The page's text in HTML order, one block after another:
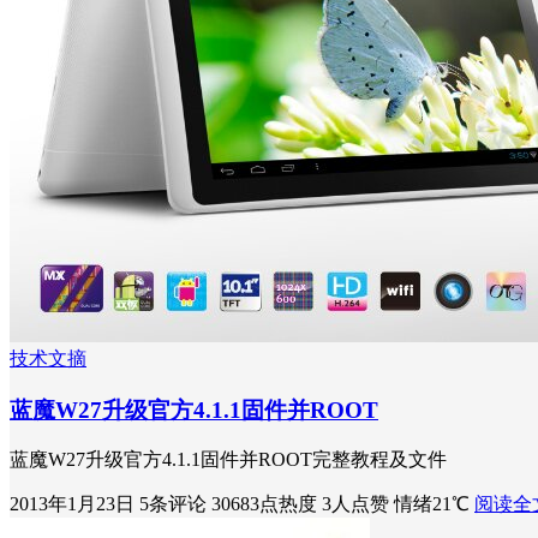
技术文摘
蓝魔W27升级官方4.1.1固件并ROOT
蓝魔W27升级官方4.1.1固件并ROOT完整教程及文件
2013年1月23日 5条评论 30683点热度 3人点赞 情绪21℃ 阅读全